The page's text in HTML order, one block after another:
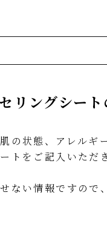
リングシート
の状態、アレルギ
トをご記入いただ
ない情報ですので